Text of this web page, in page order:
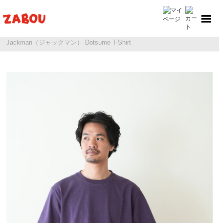
Jackman（ジャックマン） Dotsume T-Shirt